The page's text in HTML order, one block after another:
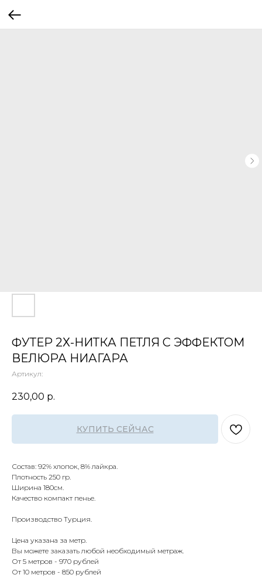
ФУТЕР 2Х-НИТКА ПЕТЛЯ С ЭФФЕКТОМ
ВЕЛЮРА НИАГАРА
Артикул:
230,00 р.
КУПИТЬ СЕЙЧАС
Состав: 92% хлопок, 8% лайкра.
Плотность 250 гр.
Ширина 180см.⠀
Качество компакт пенье.
Производство Турция.
Цена указана за метр.
Вы можете заказать любой необходимый метраж.
От 5 метров - 970 рублей
От 10 метров - 850 рублей